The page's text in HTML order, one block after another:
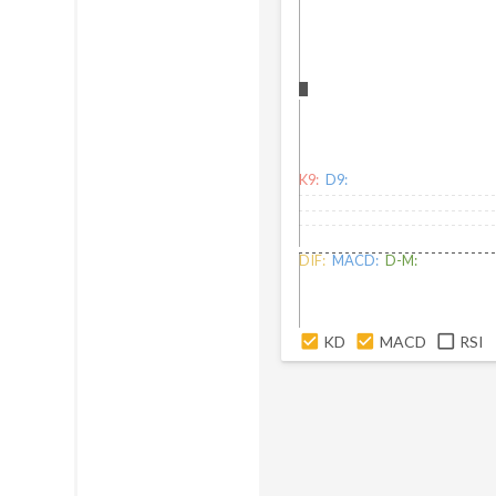
K9: D9:
DIF: MACD: D-M:
KD MACD RSI